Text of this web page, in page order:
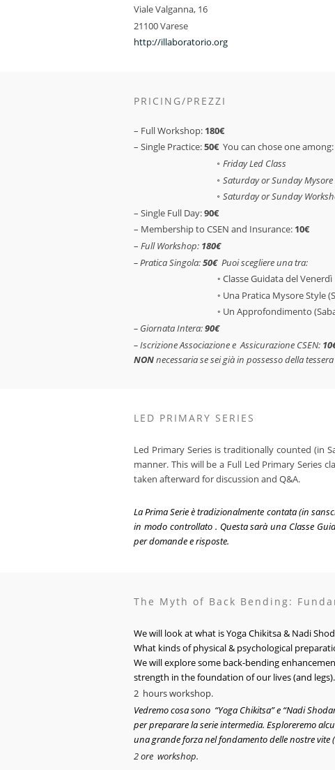
Viale Valganna, 16
21100 Varese
http://illaboratorio.org
PRICING/PREZZI
– Full Workshop: 180€
– Single Practice:50€ You can chose one among:
◦ Friday Led Class
◦ Saturday or Sunday Mysore
◦ Saturday or Sunday
– Single Full Day:90€
– Membership to CSEN and Insurance: 10€
– Full Workshop: 180€
– Pratica Singola:50€ Puoiscegliere una tra:
◦ Classe Guidata del Venerdì
◦ Una Pratica Mysore Style
◦ Un Approfondimento
– Giornata Intera:90€
– Iscrizione Associazione e Assicurazione CSEN:
NONnecessaria se sei già in possesso della
LED PRIMARY SERIES
Led Primary Series is traditionally counted (in
manner. This will be a Full Led Primary Series
taken afterward for discussion and Q&A.
La Prima Serie è tradizionalmente contata (in
in modo controllato . Questa sarà una Classe
per domande e risposte.
The Myth of Back Bending:
We will look at what is Yoga Chikitsa & Nadi
What kinds of physical & psychological
We will explore some back-bending
strength in the foundation of our lives (and legs).
2 hours workshop.
Vedremo cosa sono “Yoga Chikitsa” e “Nadi
per preparare la serie intermedia. Esploreremo
una grande forza nel fondamento delle nostre vite
2ore workshop.